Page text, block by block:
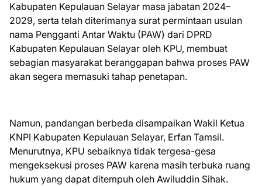
Kabupaten Kepulauan Selayar masa jabatan 2024–
2029, serta telah diterimanya surat permintaan usulan
nama Pengganti Antar Waktu (PAW) dari DPRD
Kabupaten Kepulauan Selayar oleh KPU, membuat
sebagian masyarakat beranggapan bahwa proses PAW
akan segera memasuki tahap penetapan.
Namun, pandangan berbeda disampaikan Wakil Ketua
KNPI Kabupaten Kepulauan Selayar, Erfan Tamsil.
Menurutnya, KPU sebaiknya tidak tergesa-gesa
mengeksekusi proses PAW karena masih terbuka ruang
hukum yang dapat ditempuh oleh Awiluddin Sihak.